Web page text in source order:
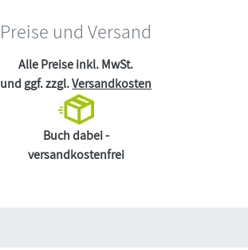
Preise und Versand
Alle Preise inkl. MwSt.
und ggf. zzgl.Versandkosten
Buch dabei -
versandkostenfrei